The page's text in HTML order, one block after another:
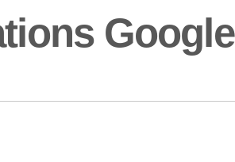
Google